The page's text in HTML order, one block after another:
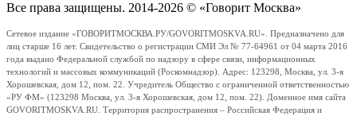
Все права защищены. 2014-2026 © «Говорит Москва»
Сетевое издание «ГОВОРИТМОСКВА.РУ/GOVORITMOSKVA.RU». Предназначено для
лиц старше 16 лет. Свидетельство о регистрации СМИ Эл № 77-64961 от 04 марта 2016
года выдано Федеральной службой по надзору в сфере связи, информационных
технологий и массовых коммуникаций (Роскомнадзор). Адрес: 123298, Москва, ул. 3-я
Хорошевская, дом 12, пом. 22. Учредитель Общество с ограниченной ответственностью
«РУ ФМ» (123298 Москва, ул. 3-я Хорошевская, дом 12, пом. 22). Доменное имя сайта
GOVORITMOSKVA.RU. Территория распространения – Российская Федерация и